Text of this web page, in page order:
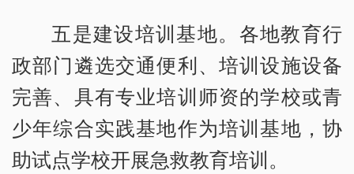
五是建设培训基地。各地教育行
政部门遴选交通便利、培训设施设备
完善、具有专业培训师资的学校或青
少年综合实践基地作为培训基地，协
助试点学校开展急救教育培训。